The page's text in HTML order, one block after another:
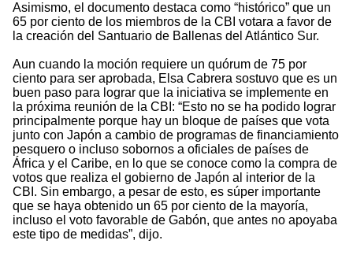
Asimismo, el documento destaca como “histórico” que un
65 por ciento de los miembros de la CBI votara a favor de
la creación del Santuario de Ballenas del Atlántico Sur.
Aun cuando la moción requiere un quórum de 75 por
ciento para ser aprobada, Elsa Cabrera sostuvo que es un
buen paso para lograr que la iniciativa se implemente en
la próxima reunión de la CBI: “Esto no se ha podido lograr
principalmente porque hay un bloque de países que vota
junto con Japón a cambio de programas de financiamiento
pesquero o incluso sobornos a oficiales de países de
África y el Caribe, en lo que se conoce como la compra de
votos que realiza el gobierno de Japón al interior de la
CBI. Sin embargo, a pesar de esto, es súper importante
que se haya obtenido un 65 por ciento de la mayoría,
incluso el voto favorable de Gabón, que antes no apoyaba
este tipo de medidas”, dijo.